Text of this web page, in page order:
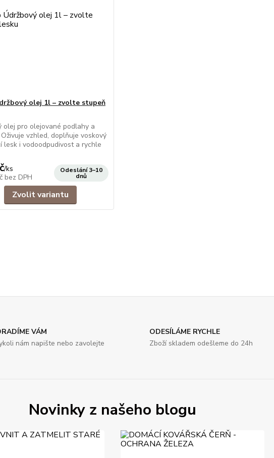
olej 1l – zvolte stupeň
olej pro olejované podlahy a
vzhled, doplňuje voskový
lesk i vodoodpudivost a rychle
/ks
bez DPH
Odeslání 3–10
dnů
Zvolit variantu
VÁM
nám napište nebo zavolejte
ODESÍLÁME RYCHLE
Zboží skladem odešleme do 24h
Novinky z našeho blogu